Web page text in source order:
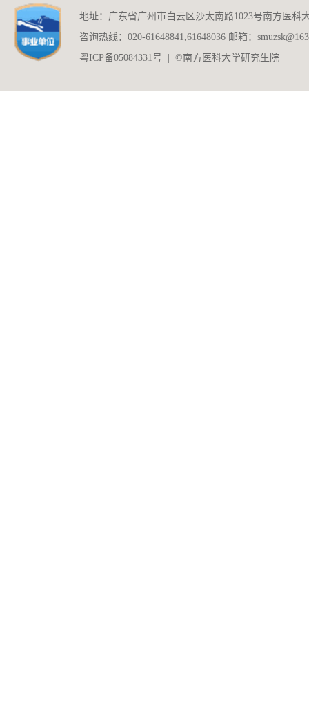
地址：广东省广州市白云区沙太南路1023号南方医科
咨询热线：020-61648841,61648036 邮箱：
粤ICP备05084331号 | ©南方医科大学研究生院